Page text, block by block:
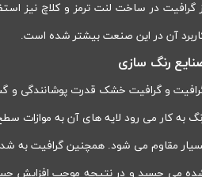
گرافیت در ساخت لنت ترمز و کلاچ نیز
آن در این صنعت بیشتر شده است.
رنگ سازی
و گرافیت خشک قدرت پوشانندگی و
به کار می رود لایه های آن به موازات
مقاوم می شود. همچنین گرافیت به
می چسبد و در نتیجه موجب افزایش